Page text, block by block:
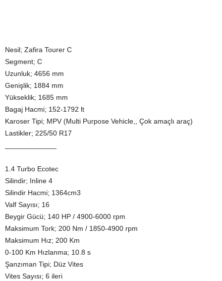
Nesil; Zafira Tourer C
Segment; C
Uzunluk; 4656 mm
Genişlik; 1884 mm
Yükseklik; 1685 mm
Bagaj Hacmi; 152-1792 lt
Karoser Tipi; MPV (Multi Purpose Vehicle,, Çok amaçlı araç)
Lastikler; 225/50 R17
1.4 Turbo Ecotec
Silindir; Inline 4
Silindir Hacmi; 1364cm3
Valf Sayısı; 16
Beygir Gücü; 140 HP / 4900-6000 rpm
Maksimum Tork; 200 Nm / 1850-4900 rpm
Maksimum Hız; 200 Km
0-100 Km Hızlanma; 10.8 s
Şanzıman Tipi; Düz Vites
Vites Sayısı; 6 ileri